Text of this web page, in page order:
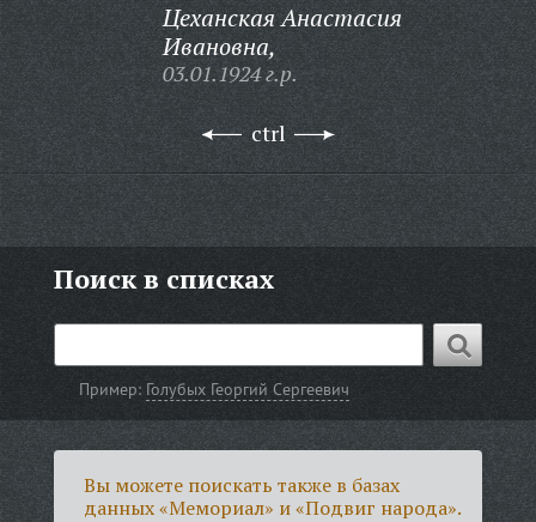
Цеханская Анастасия
Ивановна,
03.01.1924 г.р.
ctrl
Поиск в списках
Пример: Голубых Георгий Сергеевич
Вы можете поискать также в базах
данных «Мемориал» и «Подвиг народа».